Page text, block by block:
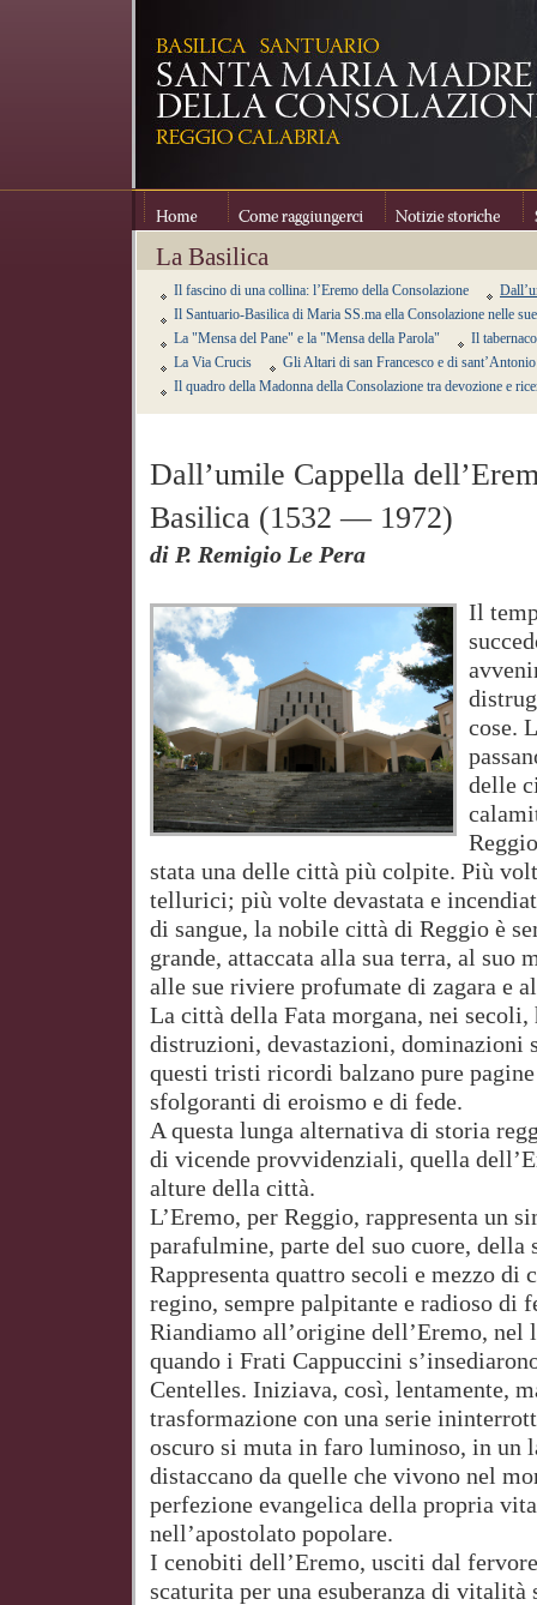
Home Come raggiungerci Notizie storiche
La Basilica
Il fascino di una collina: l’Eremo della Consolazione
Il Santuario-Basilica di Maria SS.ma ella Consolazione nelle sue
La "Mensa del Pane" e la "Mensa della Parola"
Il
La Via Crucis
Gli Altari di san Francesco e di sant’Antonio
Il quadro della Madonna della Consolazione tra devozione e
Dall’umile Cappella
Basilica (1532 — 1972)
di P. Remigio Le Pera
Il
cose.
delle
stata una delle città più colpite. Più
tellurici; più volte devastata e
di sangue, la nobile città di Reggio è
grande, attaccata alla sua terra, al suo
alle sue riviere profumate di zagara e
La città della Fata morgana, nei
distruzioni, devastazioni, dominazioni
questi tristi ricordi balzano pure
sfolgoranti di eroismo e di fede.
A questa lunga alternativa di storia
di vicende provvidenziali, quella
alture della città.
L’Eremo, per Reggio, rappresenta un
parafulmine, parte del suo cuore, della
Rappresenta quattro secoli e mezzo di
regino, sempre palpitante e radioso di
Riandiamo all’origine dell’Eremo, nel
quando i Frati Cappuccini
Centelles. Iniziava, così, lentamente,
trasformazione con una serie
oscuro si muta in faro luminoso, in un
distaccano da quelle che vivono nel
perfezione evangelica della propria
nell’apostolato popolare.
I cenobiti dell’Eremo, usciti dal
scaturita per una esuberanza di